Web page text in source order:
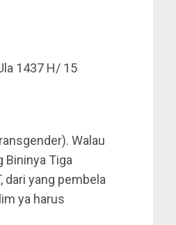
1437 H/ 15
Walau
Bininya Tiga
dari yang pembela
ya harus